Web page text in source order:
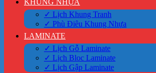
KHUNG NHỰA
✓ Lịch Khung Tranh
✓ Phù Điêu Khung Nhựa
LAMINATE
✓ Lịch Gỗ Laminate
✓ Lịch Bloc Laminate
✓ Lịch Gập Laminate